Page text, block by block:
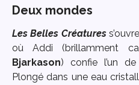
Deux mondes
Les Belles Créatures
où Addi (brillamment
Bjarkason) confie l’un
Plongé dans une eau